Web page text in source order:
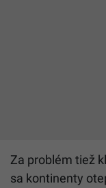
Za problém tiež
sa kontinenty